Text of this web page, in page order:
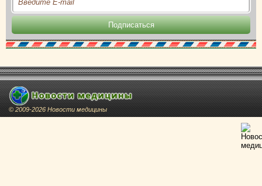
© 2009-2026 Новости медицины